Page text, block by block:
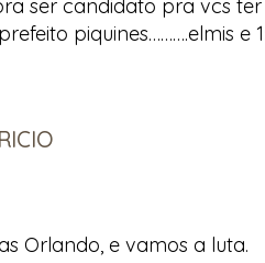
ser candidato pra vcs
piquines……….elmis e
Orlando, e vamos a luta.